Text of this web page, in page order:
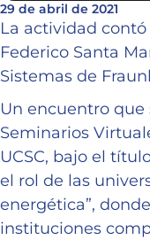
29 de abril de 2021
La actividad
Federico Santa
Sistemas de
Un encuentro que
Seminarios
UCSC, bajo el
el rol de las
energética”,
instituciones